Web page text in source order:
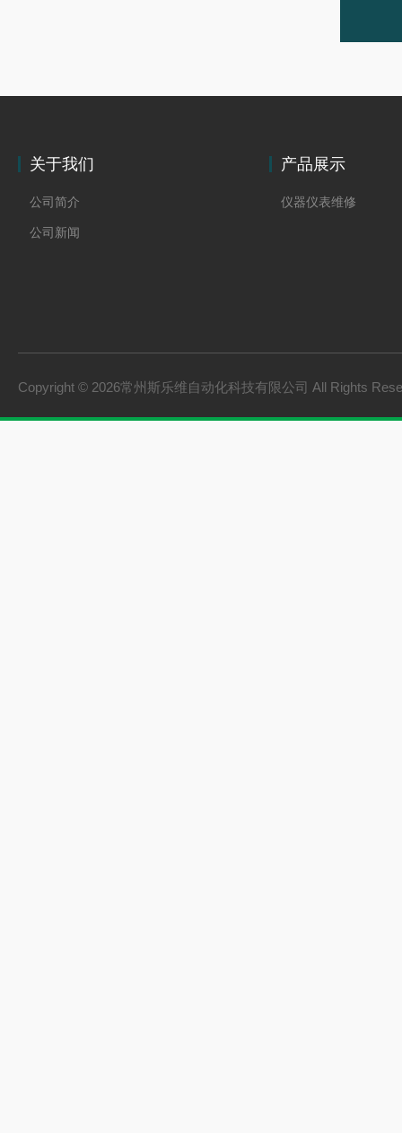
关于我们
公司简介
公司新闻
产品展示
仪器仪表维修
Copyright © 2026常州斯乐维自动化科技有限公司 All Rights